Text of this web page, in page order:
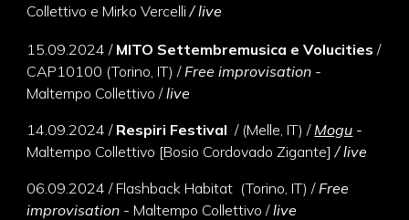
Collettivo e Mirko Vercelli/live
15.09.2024 / MITO Settembremusica e Volucities /
CAP10100 (Torino, IT) /Free improvisation -
Maltempo Collettivo/live
14.09.2024 / Respiri Festival / (Melle, IT) /Mogu -
Maltempo Collettivo [Bosio Cordovado Zigante] / live
06.09.2024 / Flashback Habitat (Torino, IT) /Free
improvisation - Maltempo Collettivo/ live